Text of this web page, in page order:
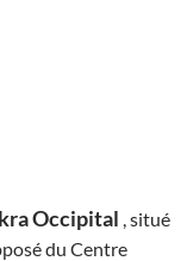
Occipital , situé
du Centre